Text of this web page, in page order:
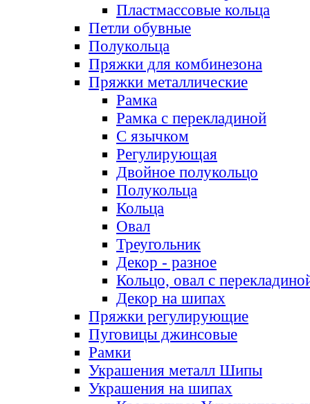
Пластмассовые кольца
Петли обувные
Полукольца
Пряжки для комбинезона
Пряжки металлические
Рамка
Рамка с перекладиной
С язычком
Регулирующая
Двойное полукольцо
Полукольца
Кольца
Овал
Треугольник
Декор - разное
Кольцо, овал с
Декор на шипах
Пряжки регулирующие
Пуговицы джинсовые
Рамки
Украшения металл Шипы
Украшения на шипах